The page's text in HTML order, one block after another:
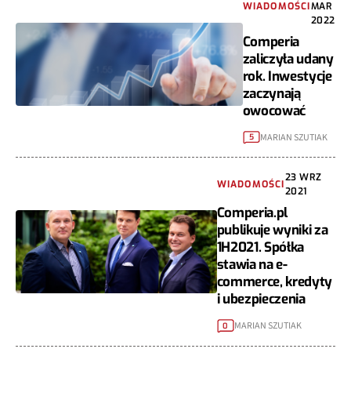
WIADOMOŚCIMAR
2022
Comperia
zaliczyła udany
rok. Inwestycje
zaczynają
owocować
5 MARIAN SZUTIAK
WIADOMOŚCI
23 WRZ
2021
Comperia.pl
publikuje wyniki za
1H2021. Spółka
stawia na e-
commerce, kredyty
i ubezpieczenia
0 MARIAN SZUTIAK